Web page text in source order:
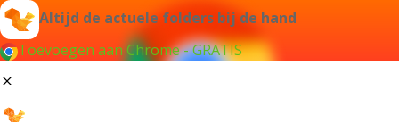
Altijd de actuele folders bij de hand
Toevoegen aan Chrome - GRATIS